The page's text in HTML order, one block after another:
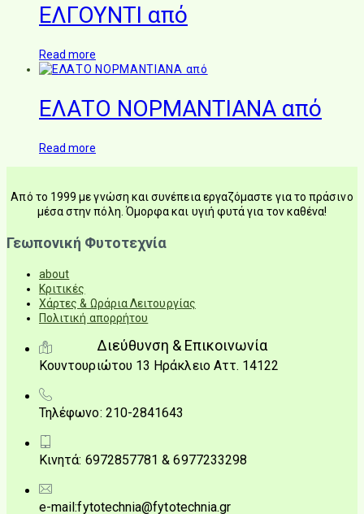
ΕΛΓΟΥΝΤΙ από
Read more
ΕΛΑΤΟ ΝΟΡΜΑΝΤΙΑΝΑ από
Read more
Από το 1999 με γνώση και συνέπεια εργαζόμαστε για το πράσινο
μέσα στην πόλη. Όμορφα και υγιή φυτά για τον καθένα!
Γεωπονική Φυτοτεχνία
about
Κριτικές
Χάρτες & Ωράρια Λειτουργίας
Πολιτική απορρήτου
Διεύθυνση & Επικοινωνία
Κουντουριώτου 13 Ηράκλειο Αττ. 14122
Τηλέφωνο: 210-2841643
Κινητά: 6972857781 & 6977233298
e-mail:fytotechnia@fytotechnia.gr